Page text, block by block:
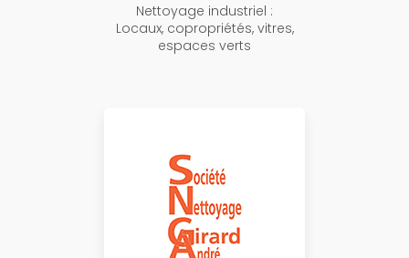
Nettoyage industriel :
Locaux, copropriétés, vitres,
espaces verts